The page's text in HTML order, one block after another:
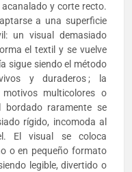
y corte recto.
a una superficie
un visual demasiado
el textil y se vuelve
sigue siendo el método
y duraderos ; la
multicolores o
bordado raramente se
rígido, incomoda al
El visual se coloca
o en pequeño formato
legible, divertido o